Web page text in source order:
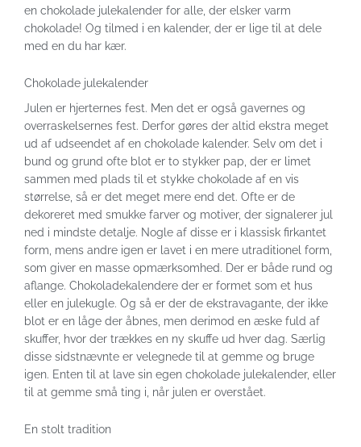
en chokolade julekalender for alle, der elsker varm
chokolade! Og tilmed i en kalender, der er lige til at dele
med en du har kær.
Chokolade julekalender
Julen er hjerternes fest. Men det er også gavernes og
overraskelsernes fest. Derfor gøres der altid ekstra meget
ud af udseendet af en chokolade kalender. Selv om det i
bund og grund ofte blot er to stykker pap, der er limet
sammen med plads til et stykke chokolade af en vis
størrelse, så er det meget mere end det. Ofte er de
dekoreret med smukke farver og motiver, der signalerer jul
ned i mindste detalje. Nogle af disse er i klassisk firkantet
form, mens andre igen er lavet i en mere utraditionel form,
som giver en masse opmærksomhed. Der er både rund og
aflange. Chokoladekalendere der er formet som et hus
eller en julekugle. Og så er der de ekstravagante, der ikke
blot er en låge der åbnes, men derimod en æske fuld af
skuffer, hvor der trækkes en ny skuffe ud hver dag. Særlig
disse sidstnævnte er velegnede til at gemme og bruge
igen. Enten til at lave sin egen chokolade julekalender, eller
til at gemme små ting i, når julen er overstået.
En stolt tradition